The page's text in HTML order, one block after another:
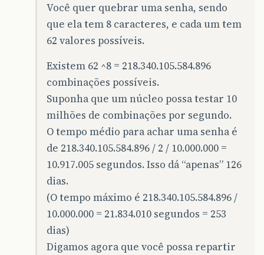
Você quer quebrar uma senha, sendo
que ela tem 8 caracteres, e cada um tem
62 valores possíveis.
Existem 62 ^8 = 218.340.105.584.896
combinações possíveis.
Suponha que um núcleo possa testar 10
milhões de combinações por segundo.
O tempo médio para achar uma senha é
de 218.340.105.584.896 / 2 / 10.000.000 =
10.917.005 segundos. Isso dá “apenas” 126
dias.
(O tempo máximo é 218.340.105.584.896 /
10.000.000 = 21.834.010 segundos = 253
dias)
Digamos agora que você possa repartir